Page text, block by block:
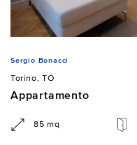
Sergio Bonacci
Torino, TO
Appartamento
85 mq